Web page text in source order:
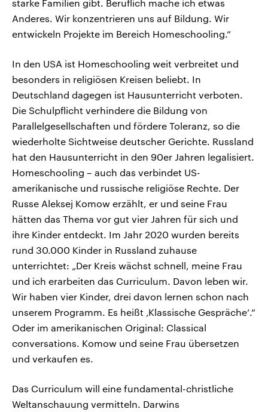
starke Familien gibt. Beruflich mache ich etwas
Anderes. Wir konzentrieren uns auf Bildung. Wir
entwickeln Projekte im Bereich Homeschooling.“
In den USA ist Homeschooling weit verbreitet und
besonders in religiösen Kreisen beliebt. In
Deutschland dagegen ist Hausunterricht verboten.
Die Schulpflicht verhindere die Bildung von
Parallelgesellschaften und fördere Toleranz, so die
wiederholte Sichtweise deutscher Gerichte. Russland
hat den Hausunterricht in den 90er Jahren legalisiert.
Homeschooling – auch das verbindet US-
amerikanische und russische religiöse Rechte. Der
Russe Aleksej Komow erzählt, er und seine Frau
hätten das Thema vor gut vier Jahren für sich und
ihre Kinder entdeckt. Im Jahr 2020 wurden bereits
rund 30.000 Kinder in Russland zuhause
unterrichtet: „Der Kreis wächst schnell, meine Frau
und ich erarbeiten das Curriculum. Davon leben wir.
Wir haben vier Kinder, drei davon lernen schon nach
unserem Programm. Es heißt ‚Klassische Gespräche‘.“
Oder im amerikanischen Original: Classical
conversations. Komow und seine Frau übersetzen
und verkaufen es.
Das Curriculum will eine fundamental-christliche
Weltanschauung vermitteln. Darwins